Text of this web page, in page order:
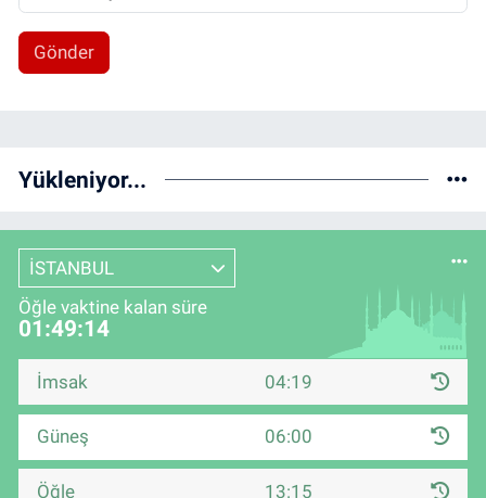
Gönder
Yükleniyor...
İSTANBUL
Öğle vaktine kalan süre
01:49:13
İmsak 04:19
Güneş 06:00
Öğle 13:15